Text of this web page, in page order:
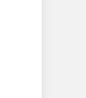
প্রু